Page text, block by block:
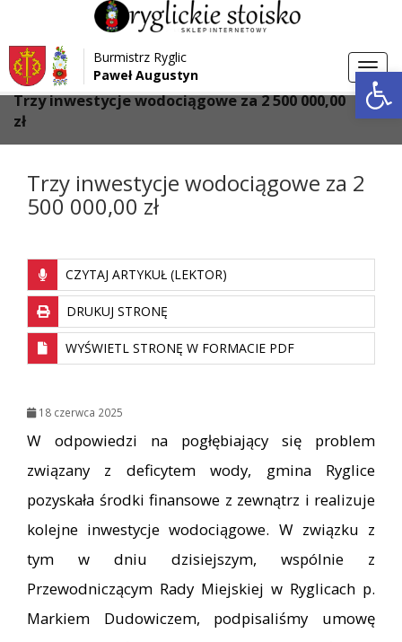
Przejdź do menu
Przejdź do głównej treści strony
Przejdź do stopki strony
Burmistrz Ryglic
Paweł Augustyn
Strona główna > Aktualności
Trzy inwestycje wodociągowe za 2 500 000,00
zł
Trzy inwestycje wodociągowe za 2
500 000,00 zł
CZYTAJ ARTYKUŁ (LEKTOR)
DRUKUJ STRONĘ
WYŚWIETL STRONĘ W FORMACIE PDF
18 czerwca 2025
W odpowiedzi na pogłębiający się problem
związany z deficytem wody, gmina Ryglice
pozyskała środki finansowe z zewnątrz i realizuje
kolejne inwestycje wodociągowe. W związku z
tym w dniu dzisiejszym, wspólnie z
Przewodniczącym Rady Miejskiej w Ryglicach p.
Markiem Dudowiczem, podpisaliśmy umowę